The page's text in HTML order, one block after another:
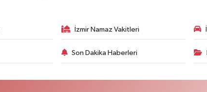
İzmir Namaz Vakitleri
Son Dakika Haberleri